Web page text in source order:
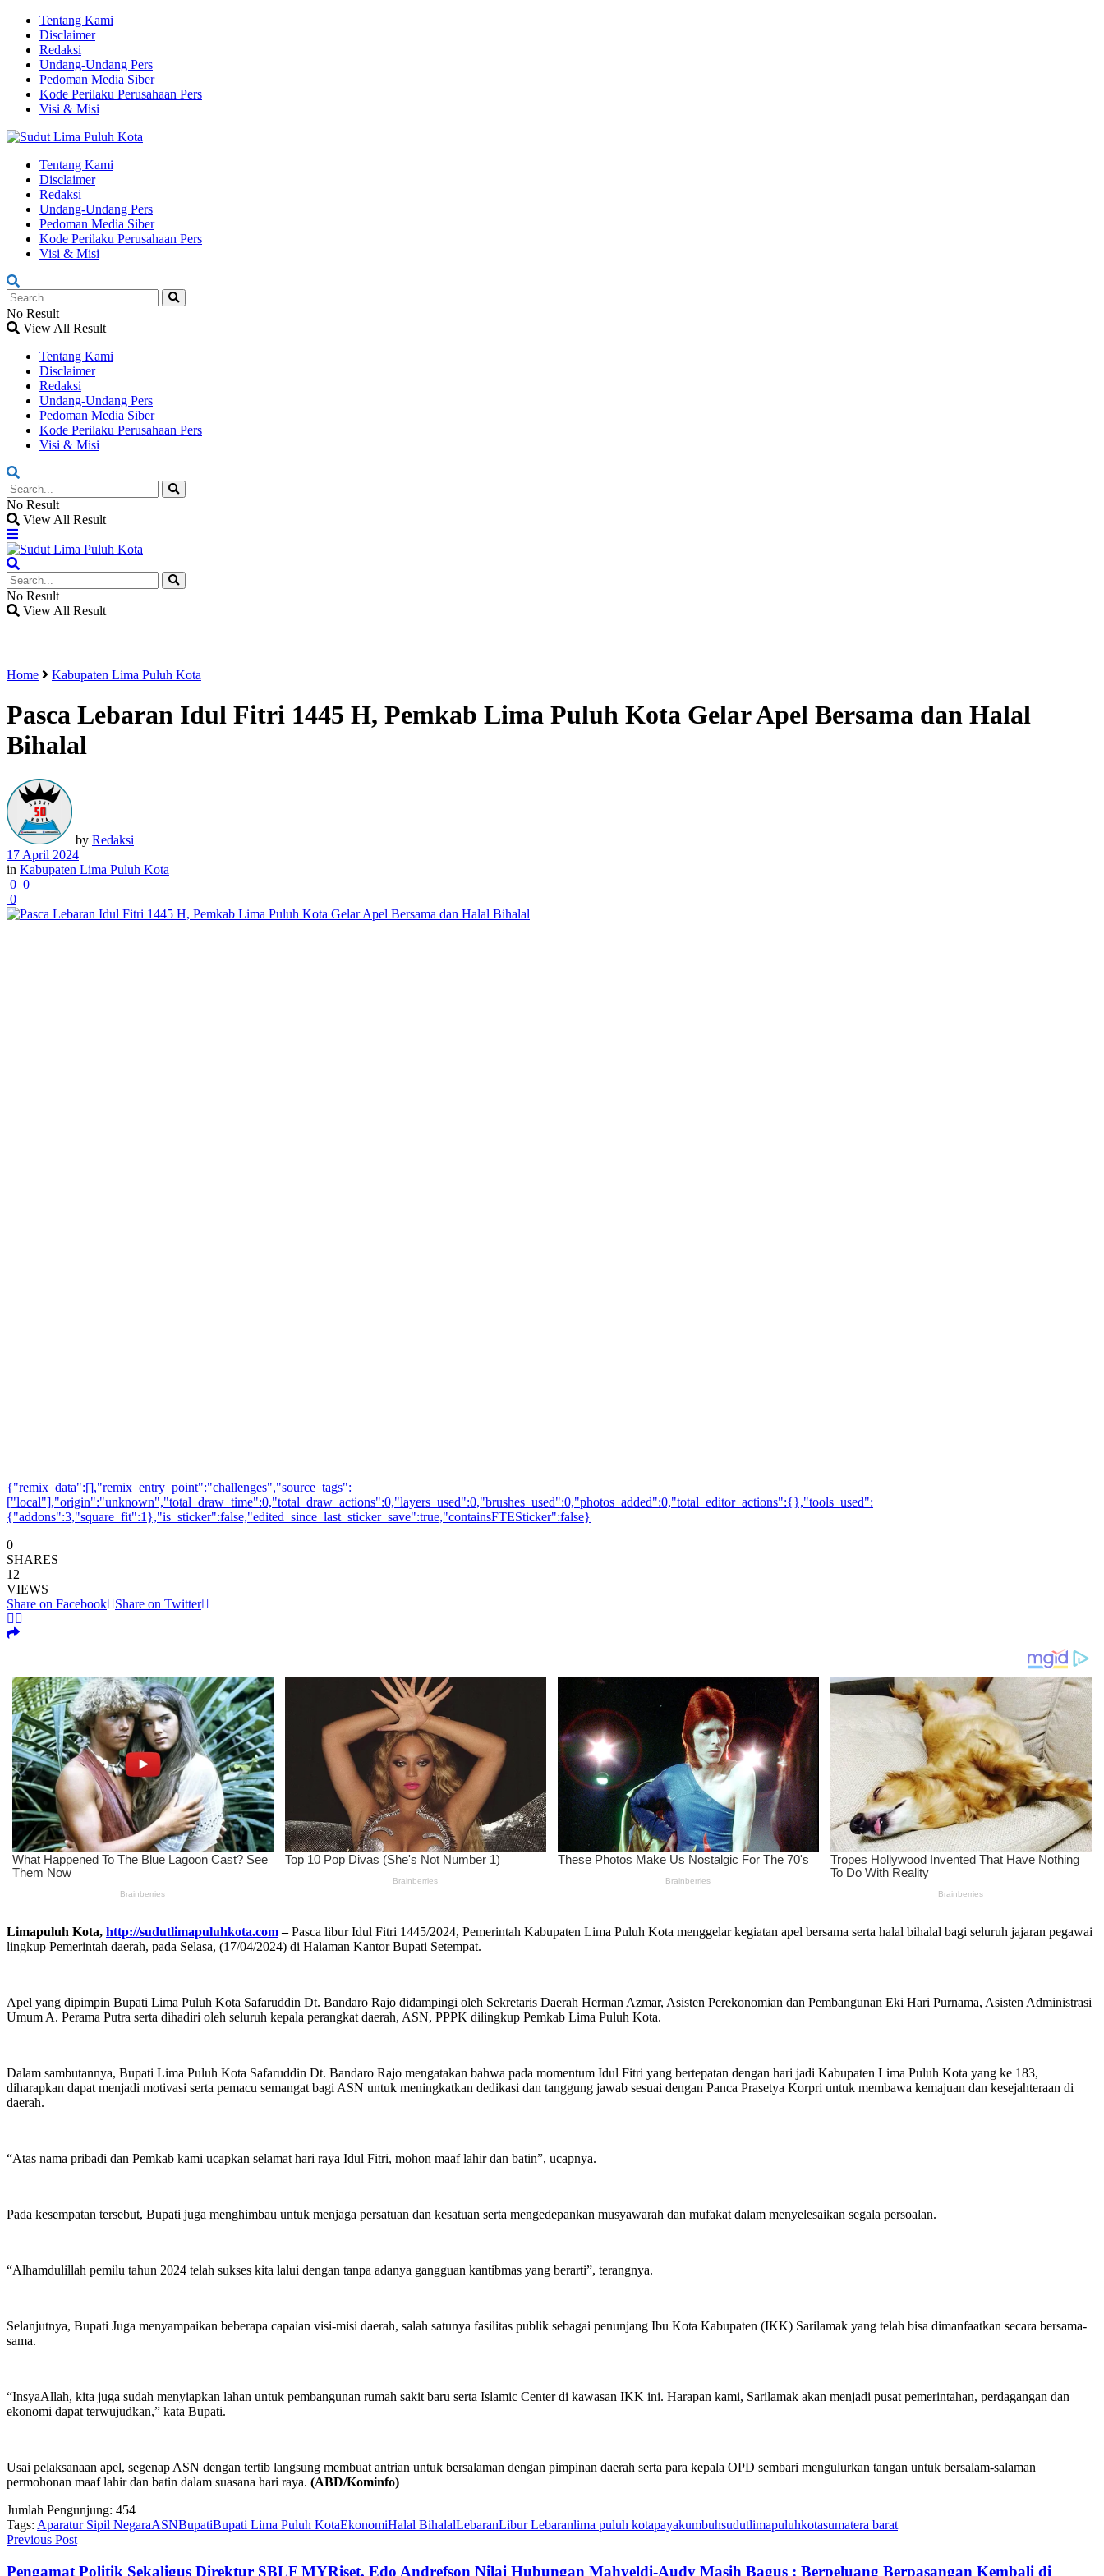
Tentang Kami
Disclaimer
Redaksi
Undang-Undang Pers
Pedoman Media Siber
Kode Perilaku Perusahaan Pers
Visi & Misi
Tentang Kami
Disclaimer
Redaksi
Undang-Undang Pers
Pedoman Media Siber
Kode Perilaku Perusahaan Pers
Visi & Misi
No Result
View All Result
Tentang Kami
Disclaimer
Redaksi
Undang-Undang Pers
Pedoman Media Siber
Kode Perilaku Perusahaan Pers
Visi & Misi
No Result
View All Result
No Result
View All Result
Home Kabupaten Lima Puluh Kota
Pasca Lebaran Idul Fitri 1445 H, Pemkab Lima Puluh Kota Gelar Apel Bersama dan Halal
Bihalal
by Redaksi
17 April 2024
in Kabupaten Lima Puluh Kota
0 0
0
{"remix_data":[],"remix_entry_point":"challenges","source_tags":
["local"],"origin":"unknown","total_draw_time":0,"total_draw_actions":0,"layers_used":0,"brushes_used":0,"photos_added":0,"total_editor_actions":{},"tools_used":
{"addons":3,"square_fit":1},"is_sticker":false,"edited_since_last_sticker_save":true,"containsFTESticker":false}
0
SHARES
12
VIEWS
Share on Facebook
Share on Twitter
Limapuluh Kota, http://sudutlimapuluhkota.com–Pasca libur Idul Fitri 1445/2024, Pemerintah Kabupaten Lima Puluh Kota menggelar kegiatan apel bersama serta halal bihalal bagi seluruh jajaran pegawai
lingkup Pemerintah daerah, pada Selasa, (17/04/2024) di Halaman Kantor Bupati Setempat.
Apel yang dipimpin Bupati Lima Puluh Kota Safaruddin Dt. Bandaro Rajo didampingi oleh Sekretaris Daerah Herman Azmar, Asisten Perekonomian dan Pembangunan Eki Hari Purnama, Asisten Administrasi
Umum A. Perama Putra serta dihadiri oleh seluruh kepala perangkat daerah, ASN, PPPK dilingkup Pemkab Lima Puluh Kota.
Dalam sambutannya, Bupati Lima Puluh Kota Safaruddin Dt. Bandaro Rajo mengatakan bahwa pada momentum Idul Fitri yang bertepatan dengan hari jadi Kabupaten Lima Puluh Kota yang ke 183,
diharapkan dapat menjadi motivasi serta pemacu semangat bagi ASN untuk meningkatkan dedikasi dan tanggung jawab sesuai dengan Panca Prasetya Korpri untuk membawa kemajuan dan kesejahteraan di
daerah.
“Atas nama pribadi dan Pemkab kami ucapkan selamat hari raya Idul Fitri, mohon maaf lahir dan batin”, ucapnya.
Pada kesempatan tersebut, Bupati juga menghimbau untuk menjaga persatuan dan kesatuan serta mengedepankan musyawarah dan mufakat dalam menyelesaikan segala persoalan.
“Alhamdulillah pemilu tahun 2024 telah sukses kita lalui dengan tanpa adanya gangguan kantibmas yang berarti”, terangnya.
Selanjutnya, Bupati Juga menyampaikan beberapa capaian visi-misi daerah, salah satunya fasilitas publik sebagai penunjang Ibu Kota Kabupaten (IKK) Sarilamak yang telah bisa dimanfaatkan secara bersama-
sama.
“InsyaAllah, kita juga sudah menyiapkan lahan untuk pembangunan rumah sakit baru serta Islamic Center di kawasan IKK ini. Harapan kami, Sarilamak akan menjadi pusat pemerintahan, perdagangan dan
ekonomi dapat terwujudkan,” kata Bupati.
Usai pelaksanaan apel, segenap ASN dengan tertib langsung membuat antrian untuk bersalaman dengan pimpinan daerah serta para kepala OPD sembari mengulurkan tangan untuk bersalam-salaman
permohonan maaf lahir dan batin dalam suasana hari raya. (ABD/Kominfo)
Jumlah Pengunjung: 454
Tags: Aparatur Sipil NegaraASNBupatiBupati Lima Puluh KotaEkonomiHalal BihalalLebaranLibur Lebaranlima puluh kotapayakumbuhsudutlimapuluhkotasumatera barat
Previous Post
Pengamat Politik Sekaligus Direktur SBLF MYRiset, Edo Andrefson Nilai Hubungan Mahyeldi-Audy Masih Bagus : Berpeluang Berpasangan Kembali di